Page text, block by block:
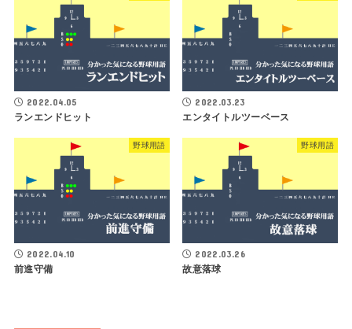
2022.04.05
ランエンドヒット
2022.03.23
エンタイトルツーベース
野球用語
2022.04.10
前進守備
野球用語
2022.03.26
故意落球